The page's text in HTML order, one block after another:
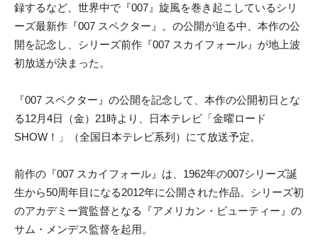
録するなど、世界中で『007』旋風を巻き起こしているシリ
ーズ最新作『007 スペクター』。の公開が迫る中、本作の公
開を記念し、シリーズ前作『007 スカイフォール』が地上波
初放送が決まった。
『007 スペクター』の公開を記念して、本作の公開初日とな
る12月4日（金）21時より、日本テレビ「金曜ロード
SHOW！」（全国日本テレビ系列）にて放送予定。
前作の『007 スカイフォール』は、1962年の007シリーズ誕
生から50周年目になる2012年に公開された作品。シリーズ初
のアカデミー賞監督となる『アメリカン・ビューティー』の
サム・メンデス監督を起用。